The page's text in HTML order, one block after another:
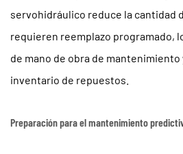
servohidráulico reduce la cantidad
requieren reemplazo programado,
de mano de obra de
inventario de repuestos.
Preparación para el mantenimiento